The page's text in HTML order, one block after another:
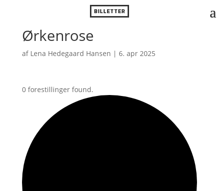
BILLETTER
Ørkenrose
af Lena Hedegaard Hansen | 6. apr 2025
0 forestillinger found.